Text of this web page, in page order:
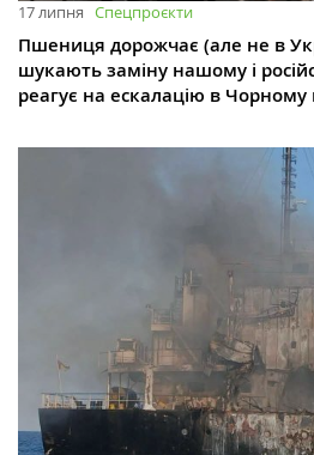
17 липня Спецпроєкти
Пшениця дорожчає (але не в
шукають заміну нашому і
реагує на ескалацію в Чорному